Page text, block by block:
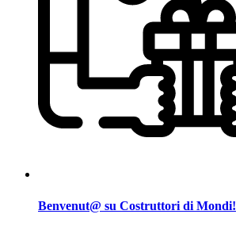
Benvenut@ su Costruttori di Mondi!